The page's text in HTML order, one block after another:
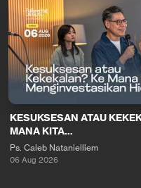
KESUKSESAN ATAU
MANA KITA...
Ps. Caleb Natanielliem
06 Aug 2026